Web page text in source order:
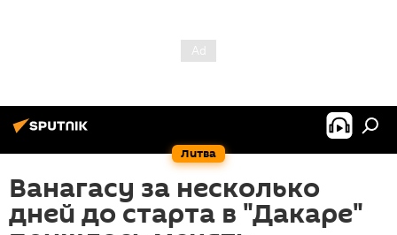
Литва
Ванагасу за несколько
дней до старта в "Дакаре"